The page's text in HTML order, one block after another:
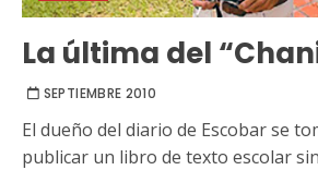
La última del
SEPTIEMBRE 2010
El dueño del diario de Escobar se
publicar un libro de texto escolar